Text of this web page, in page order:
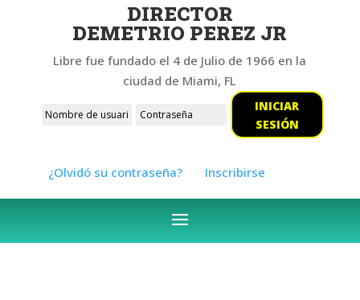
DIRECTOR
DEMETRIO PEREZ JR
Libre fue fundado el 4 de Julio de 1966 en la
ciudad de Miami, FL
INICIAR
SESIÓN
¿Olvidó su contraseña? Inscribirse